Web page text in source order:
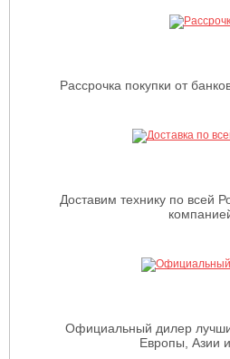
Рассрочка покупки от
Доставим технику по всей
Официальный дилер
Европы, Азии